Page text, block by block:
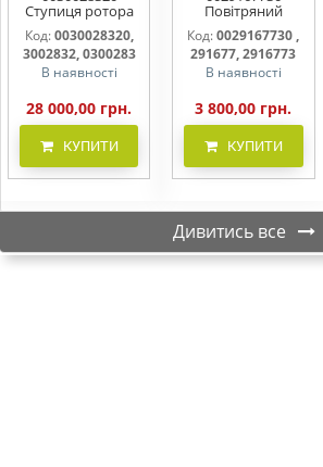
Ступиця ротора
CLAAS
Код:0030028320,
3002832, 0300283
В наявності
28 000,00 грн.
КУПИТИ
Повітряний
фільтр бака
(фільтр AdBlue)
Код: 0029167730 ,
291677, 2916773
В наявності
3 800,00 грн.
КУПИТИ
Дивитись все